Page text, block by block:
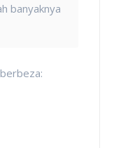
banyaknya